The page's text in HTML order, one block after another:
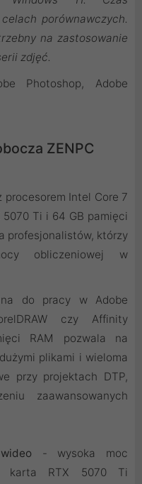
porównawczych.
na zastosowanie
zdjęć.
Photoshop, Adobe
ZENPC
Intel Core 7
Ti i 64 GB pamięci
profesjonalistów, którzy
obliczeniowej w
do pracy w Adobe
czy Affinity
RAM pozwala na
plikami i wieloma
przy projektach DTP,
zaawansowanych
- wysoka moc
i karta RTX 5070 Ti